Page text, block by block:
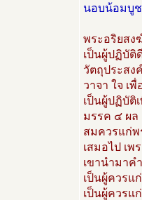
นอบน้อมบูช
พระอริยสง
เป็นผู้ปฏิบัติ
วัตถุประสง
วาจา ใจ เ
เป็นผู้ปฏิบัติ
มรรค ๔ ผ
สมควรแก่พ
เสมอไป เ
เขานำมาค
เป็นผู้ควร
เป็นผู้ควรแ